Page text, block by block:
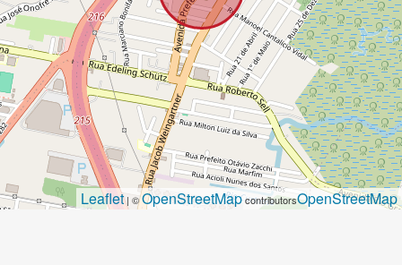
Leaflet| ©OpenStreetMapcontributorsOpenStreetMap